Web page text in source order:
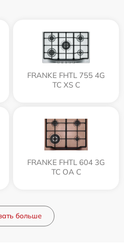
FRANKE FHTL 755 4G
TC XS C
FRANKE FHTL 604 3G
TC OA C
больше